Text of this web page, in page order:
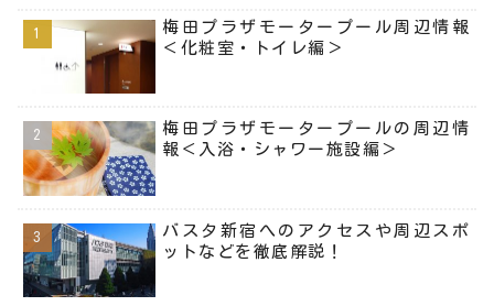
梅田プラザモータープール周辺情報
＜化粧室・トイレ編＞
梅田プラザモータープールの周辺情
報＜入浴・シャワー施設編＞
バスタ新宿へのアクセスや周辺スポ
ットなどを徹底解説！